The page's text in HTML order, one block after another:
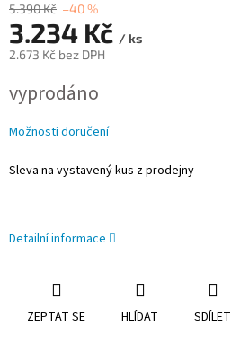
5.390 Kč –40 %
3.234 Kč / ks
2.673 Kč bez DPH
cena:
vyprodáno
Možnosti doručení
Sleva na vystavený kus z prodejny
Detailní informace
ZEPTAT SE HLÍDAT SDÍLET